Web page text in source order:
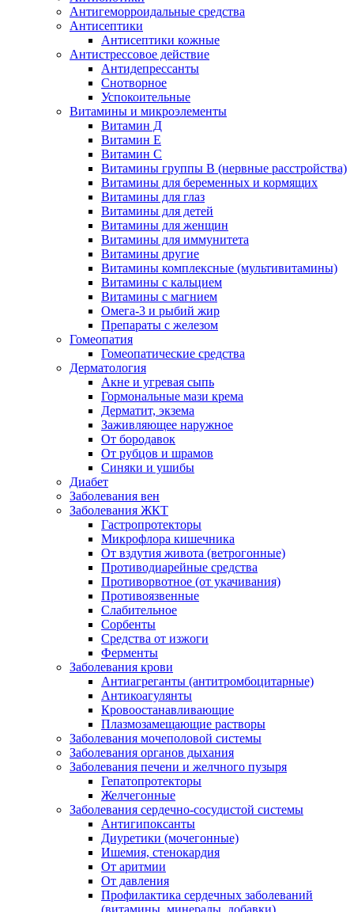
Антигеморроидальные средства
Антисептики
Антисептики кожные
Антистрессовое действие
Антидепрессанты
Снотворное
Успокоительные
Витамины и микроэлементы
Витамин Д
Витамин Е
Витамин С
Витамины группы В (нервные расстройства)
Витамины для беременных и кормящих
Витамины для глаз
Витамины для детей
Витамины для женщин
Витамины для иммунитета
Витамины другие
Витамины комплексные (мультивитамины)
Витамины с кальцием
Витамины с магнием
Омега-3 и рыбий жир
Препараты с железом
Гомеопатия
Гомеопатические средства
Дерматология
Акне и угревая сыпь
Гормональные мази крема
Дерматит, экзема
Заживляющее наружное
От бородавок
От рубцов и шрамов
Синяки и ушибы
Диабет
Заболевания вен
Заболевания ЖКТ
Гастропротекторы
Микрофлора кишечника
От вздутия живота (ветрогонные)
Противодиарейные средства
Противорвотное (от укачивания)
Противоязвенные
Слабительное
Сорбенты
Средства от изжоги
Ферменты
Заболевания крови
Антиагреганты (антитромбоцитарные)
Антикоагулянты
Кровоостанавливающие
Плазмозамещающие растворы
Заболевания мочеполовой системы
Заболевания органов дыхания
Заболевания печени и желчного пузыря
Гепатопротекторы
Желчегонные
Заболевания сердечно-сосудистой системы
Антигипоксанты
Диуретики (мочегонные)
Ишемия, стенокардия
От аритмии
От давления
Профилактика сердечных заболеваний
(витамины, минералы, добавки)